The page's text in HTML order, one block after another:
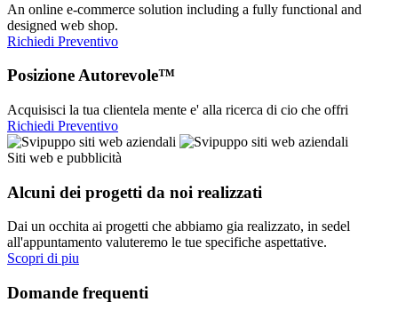
An online e-commerce solution including a fully functional and
designed web shop.
Richiedi Preventivo
Posizione Autorevole™
Acquisisci la tua clientela mente e' alla ricerca di cio che offri
Richiedi Preventivo
Siti web e pubblicità
Alcuni dei progetti da noi realizzati
Dai un occhita ai progetti che abbiamo gia realizzato, in sedel
all'appuntamento valuteremo le tue specifiche aspettative.
Scopri di piu
Domande frequenti